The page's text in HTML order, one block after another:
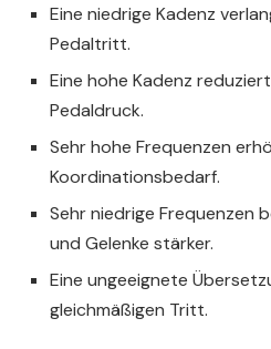
Eine niedrige Kadenz
Pedaltritt.
Eine hohe Kadenz
Pedaldruck.
Sehr hohe Frequenzen
Koordinationsbedarf.
Sehr niedrige Frequenzen
und Gelenke stärker.
Eine ungeeignete
gleichmäßigen Tritt.